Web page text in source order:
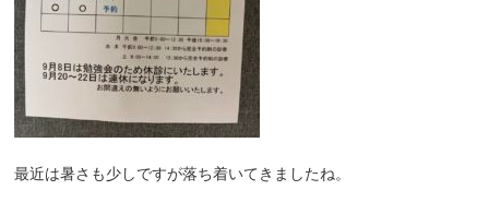
最近は暑さも少しですが落ち着いてきましたね。